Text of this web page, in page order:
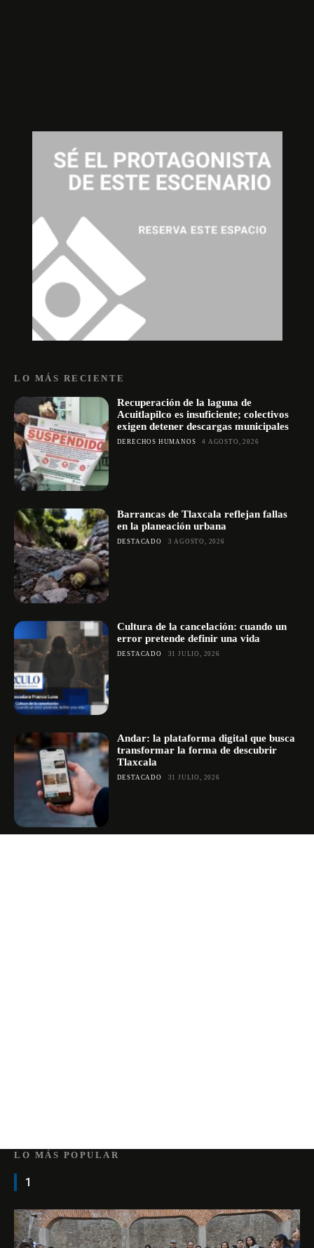
LO MÁS RECIENTE
Recuperación de la laguna de
Acuitlapilco es insuficiente; colectivos
exigen detener descargas municipales
DERECHOS HUMANOS 4 AGOSTO, 2026
Barrancas de Tlaxcala reflejan fallas
en la planeación urbana
DESTACADO 3 AGOSTO, 2026
Cultura de la cancelación: cuando un
error pretende definir una vida
DESTACADO 31 JULIO, 2026
Andar: la plataforma digital que busca
transformar la forma de descubrir
Tlaxcala
DESTACADO 31 JULIO, 2026
LO MÁS POPULAR
1